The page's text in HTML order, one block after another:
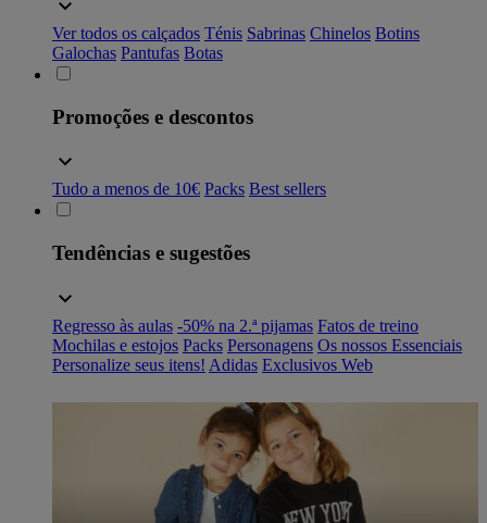
Ver todos os calçados Ténis Sabrinas Chinelos Botins
Galochas Pantufas Botas
Promoções e descontos
Tudo a menos de 10€ Packs Best sellers
Tendências e sugestões
Regresso às aulas -50% na 2.ª pijamas Fatos de treino
Mochilas e estojos Packs Personagens Os nossos Essenciais
Personalize seus itens! Adidas Exclusivos Web